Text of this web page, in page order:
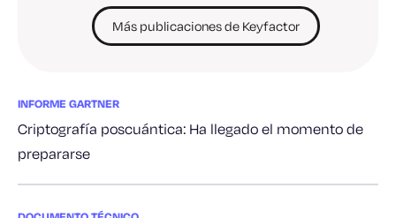
Más publicaciones de Keyfactor
INFORME GARTNER
Criptografía poscuántica: Ha llegado el momento de
prepararse